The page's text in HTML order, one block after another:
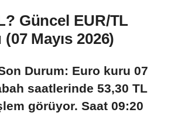
Güncel EUR/TL
Mayıs 2026)
Durum: Euro kuru 07
saatlerinde 53,30 TL
görüyor. Saat 09:20